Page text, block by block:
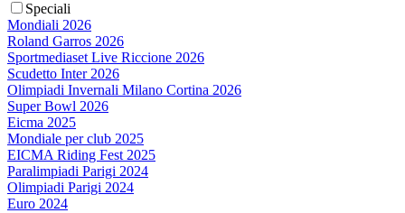
Speciali
Mondiali 2026
Roland Garros 2026
Sportmediaset Live Riccione 2026
Scudetto Inter 2026
Olimpiadi Invernali Milano Cortina 2026
Super Bowl 2026
Eicma 2025
Mondiale per club 2025
EICMA Riding Fest 2025
Paralimpiadi Parigi 2024
Olimpiadi Parigi 2024
Euro 2024